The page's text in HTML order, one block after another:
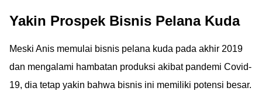
Yakin Prospek Bisnis Pelana Kuda
Meski Anis memulai bisnis pelana kuda pada akhir 2019
dan mengalami hambatan produksi akibat pandemi Covid-
19, dia tetap yakin bahwa bisnis ini memiliki potensi besar.